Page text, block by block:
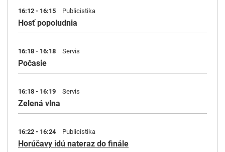
16:12 - 16:15 Publicistika
Hosť popoludnia
16:18 - 16:18 Servis
Počasie
16:18 - 16:19 Servis
Zelená vlna
16:22 - 16:24 Publicistika
Horúčavy idú nateraz do finále